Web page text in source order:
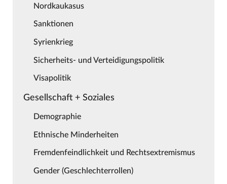
Nordkaukasus
Sanktionen
Syrienkrieg
Sicherheits- und Verteidigungspolitik
Visapolitik
Gesellschaft + Soziales
Demographie
Ethnische Minderheiten
Fremdenfeindlichkeit und Rechtsextremismus
Gender (Geschlechterrollen)